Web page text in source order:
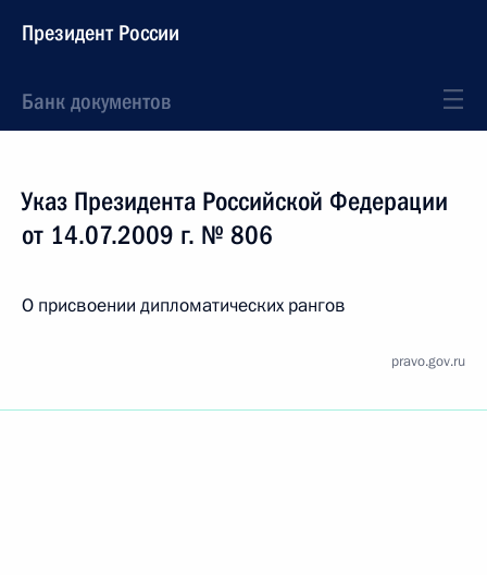
Президент России
Банк документов
Указ Президента Российской Федерации
от 14.07.2009 г. № 806
О присвоении дипломатических рангов
pravo.gov.ru